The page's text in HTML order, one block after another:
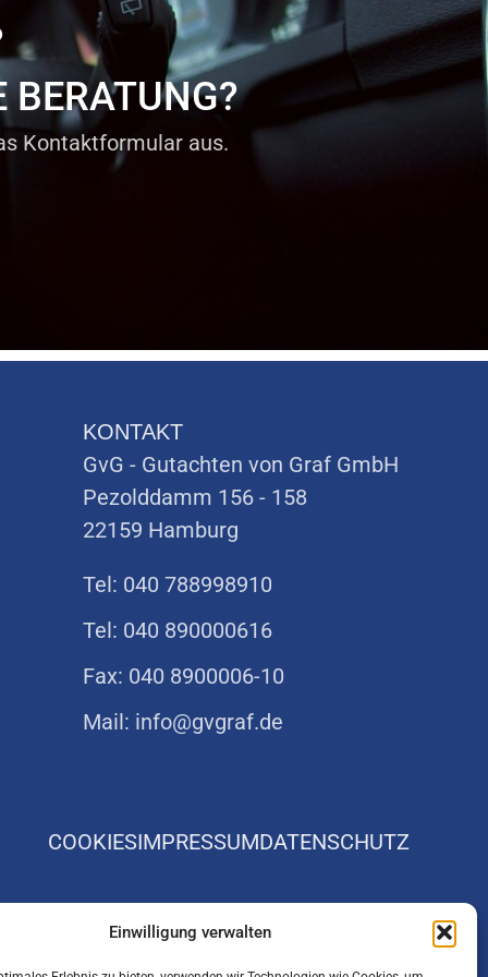
Einwilligung verwalten
BERATUNG?
Kontaktformular aus.
KONTAKT
GvG - Gutachten von Graf GmbH
Pezolddamm 156 - 158
22159 Hamburg
Tel: 040 788998910
Tel: 040 890000616
Fax: 040 8900006-10
Mail: info@gvgraf.de
COOKIESIMPRESSUMDATENSCHUTZ